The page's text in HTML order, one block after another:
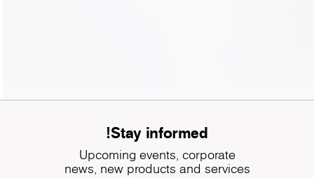
Stay informed!
Upcoming events, corporate
news, new products and services